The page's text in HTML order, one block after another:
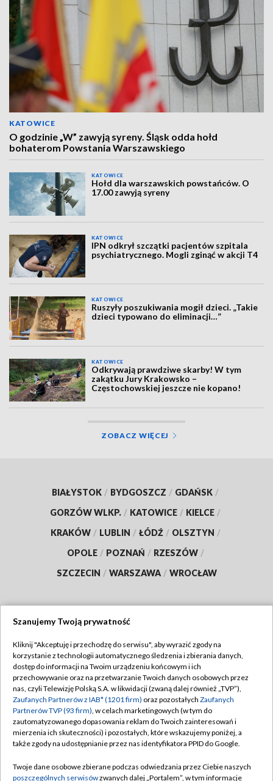
KATOWICE
O godzinie „W” zawyją syreny. Śląsk odda hołd
bohaterom Powstania Warszawskiego
KATOWICE
Hołd dla warszawskich powstańców. O
17.00 zawyją syreny
KATOWICE
IPN odkrył szczątki pacjentów szpitala
psychiatrycznego. Mogli zginąć w akcji T4
KATOWICE
Ruszyły poszukiwania mogił dzieci. „Takie
dzieci typowano do eliminacji…”
KATOWICE
Odkrywają prawdziwe skarby! W tym
zakątku Jury Krakowsko –
Częstochowskiej jeszcze nie kopano!
ZOBACZ WIĘCEJ
BIAŁYSTOK / BYDGOSZCZ / GDAŃSK /
GORZÓW WLKP. / KATOWICE / KIELCE /
KRAKÓW / LUBLIN / ŁÓDŹ / OLSZTYN /
OPOLE / POZNAŃ / RZESZÓW /
SZCZECIN / WARSZAWA / WROCŁAW
TVP
Abonament TVP
Emisja w TVP
Centrum informacji TVP
Naziemna Telewizja Cyfrowa
Rada Programowa
Regulamin TVP
Polityka prywatności
Moje zgody
Pomoc
Szanujemy Twoją prywatność
Kliknij "Akceptuję i przechodzę do serwisu", aby wyrazić zgody na
korzystanie z technologii automatycznego śledzenia i zbierania danych,
dostęp do informacji na Twoim urządzeniu końcowym i ich
przechowywanie oraz na przetwarzanie Twoich danych osobowych przez
nas, czyli Telewizję Polską S.A. w likwidacji (zwaną dalej również „TVP”),
Zaufanych Partnerów z IAB* (1201 firm) oraz pozostałych Zaufanych
Partnerów TVP (93 firm), w celach marketingowych (w tym do
zautomatyzowanego dopasowania reklam do Twoich zainteresowań i
mierzenia ich skuteczności) i pozostałych, które wskazujemy poniżej, a
także zgody na udostępnianie przez nas identyfikatora PPID do Google.
Twoje dane osobowe zbierane podczas odwiedzania przez Ciebie naszych
poszczególnych serwisówzwanych dalej „Portalem”, w tym informacje